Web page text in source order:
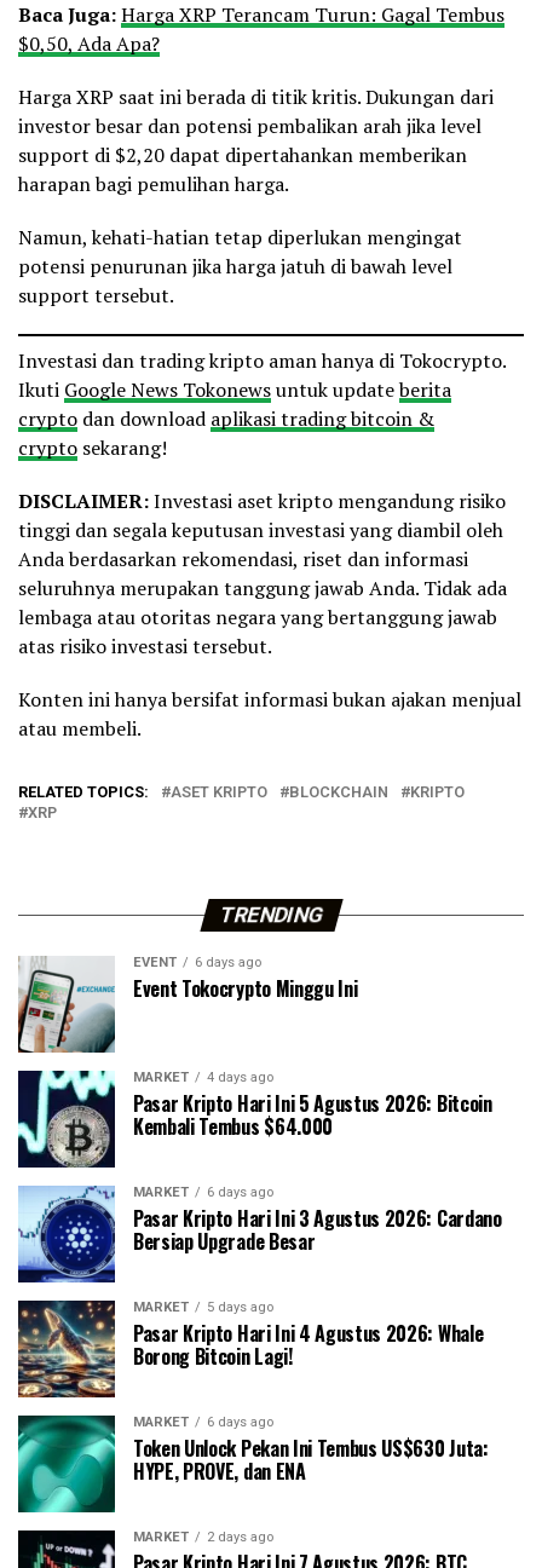
Baca Juga:Harga XRP Terancam Turun: Gagal Tembus
$0,50, Ada Apa?
Harga XRP saat ini berada di titik kritis. Dukungan dari
investor besar dan potensi pembalikan arah jika level
support di $2,20 dapat dipertahankan memberikan
harapan bagi pemulihan harga.
Namun, kehati-hatian tetap diperlukan mengingat
potensi penurunan jika harga jatuh di bawah level
support tersebut.
Investasi dan trading kripto aman hanya di Tokocrypto.
Ikuti Google News Tokonewsuntuk updateberita
crypto dan download aplikasi trading bitcoin &
crypto sekarang!
DISCLAIMER:Investasi aset kripto mengandung risiko
tinggi dan segala keputusan investasi yang diambil oleh
Anda berdasarkan rekomendasi, riset dan informasi
seluruhnya merupakan tanggung jawab Anda. Tidak ada
lembaga atau otoritas negara yang bertanggung jawab
atas risiko investasi tersebut.
Konten ini hanya bersifat informasi bukan ajakan menjual
atau membeli.
RELATED TOPICS: ASET KRIPTO BLOCKCHAIN
KRIPTO
XRP
TRENDING
EVENT 6 days ago
Event Tokocrypto Minggu Ini
MARKET 4 days ago
Pasar Kripto Hari Ini 5 Agustus 2026: Bitcoin
Kembali Tembus $64.000
MARKET 6 days ago
Pasar Kripto Hari Ini 3 Agustus 2026: Cardano
Bersiap Upgrade Besar
MARKET 5 days ago
Pasar Kripto Hari Ini 4 Agustus 2026: Whale
Borong Bitcoin Lagi!
MARKET 6 days ago
Token Unlock Pekan Ini Tembus US$630 Juta:
HYPE, PROVE, dan ENA
MARKET 2 days ago